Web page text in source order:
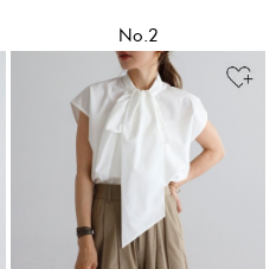
No.2